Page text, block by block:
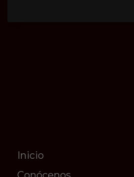
Inicio